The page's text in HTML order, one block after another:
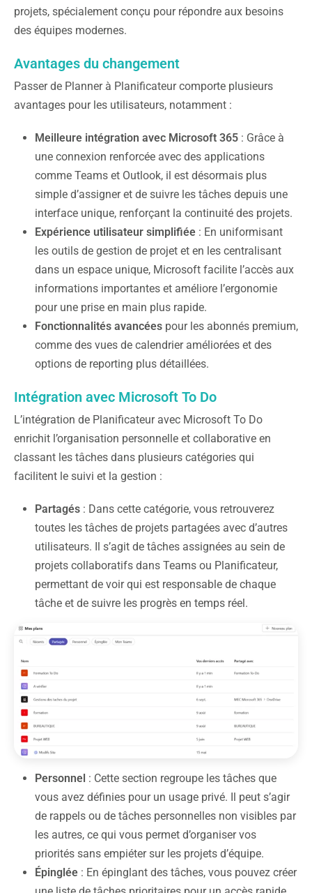
projets, spécialement conçu pour répondre aux besoins
des équipes modernes.
Avantages du changement
Passer de Planner à Planificateur comporte plusieurs
avantages pour les utilisateurs, notamment :
Meilleure intégration avec Microsoft 365 : Grâce à
une connexion renforcée avec des applications
comme Teams et Outlook, il est désormais plus
simple d’assigner et de suivre les tâches depuis une
interface unique, renforçant la continuité des projets.
Expérience utilisateur simplifiée : En uniformisant
les outils de gestion de projet et en les centralisant
dans un espace unique, Microsoft facilite l’accès aux
informations importantes et améliore l’ergonomie
pour une prise en main plus rapide.
Fonctionnalités avancées pour les abonnés premium,
comme des vues de calendrier améliorées et des
options de reporting plus détaillées.
Intégration avec Microsoft To Do
L’intégration de Planificateur avec Microsoft To Do
enrichit l’organisation personnelle et collaborative en
classant les tâches dans plusieurs catégories qui
facilitent le suivi et la gestion :
Partagés : Dans cette catégorie, vous retrouverez
toutes les tâches de projets partagées avec d’autres
utilisateurs. Il s’agit de tâches assignées au sein de
projets collaboratifs dans Teams ou Planificateur,
permettant de voir qui est responsable de chaque
tâche et de suivre les progrès en temps réel.
Personnel : Cette section regroupe les tâches que
vous avez définies pour un usage privé. Il peut s’agir
de rappels ou de tâches personnelles non visibles par
les autres, ce qui vous permet d’organiser vos
priorités sans empiéter sur les projets d’équipe.
Épinglée : En épinglant des tâches, vous pouvez créer